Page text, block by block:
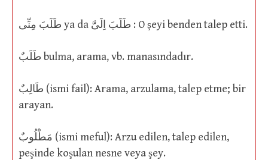
طَلَبَ مِنِّى ya da طَلَبَ اِلَىَّ : O şeyi benden talep etti.
طَلَبٌ bulma, arama, vb. manasındadır.
طَالِبٌ (ismi fail): Arama, arzulama, talep etme; bir
arayan.
مَطْلُوبٌ (ismi meful): Arzu edilen, talep edilen,
peşinde koşulan nesne veya şey.